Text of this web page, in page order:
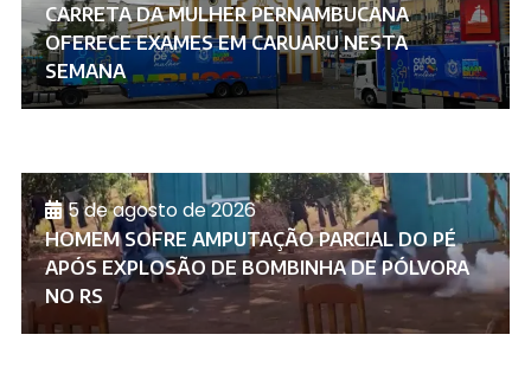
CARRETA DA MULHER PERNAMBUCANA
OFERECE EXAMES EM CARUARU NESTA
SEMANA
5 de agosto de 2026
HOMEM SOFRE AMPUTAÇÃO PARCIAL DO PÉ
APÓS EXPLOSÃO DE BOMBINHA DE PÓLVORA
NO RS